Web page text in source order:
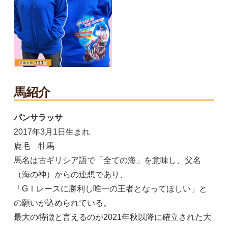
馬紹介
パンサラッサ
2017年3月1日生まれ
鹿毛 牡馬
馬名は古ギリシア語で「全ての海」を意味し、父名
（海の神）からの連想であり、
「GⅠレースに勝利し唯一の王者となってほしい」と
の願いが込められている。
最大の特徴と言えるのが2021年秋以降に確立された大
S
9,450円(税込)
9,450円(税込)
SOLD OUT
L
9,450円(税込)
SOLD OUT
XL